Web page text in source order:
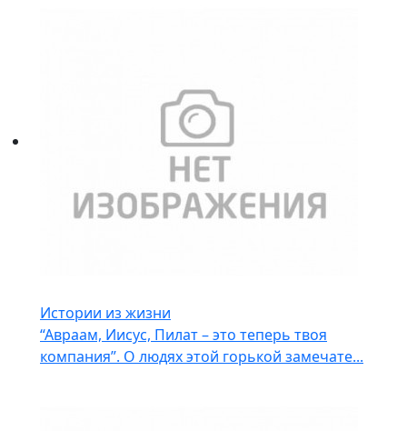
Истории из жизни
“Авраам, Иисус, Пилат – это теперь твоя
компания”. О людях этой горькой замечате...